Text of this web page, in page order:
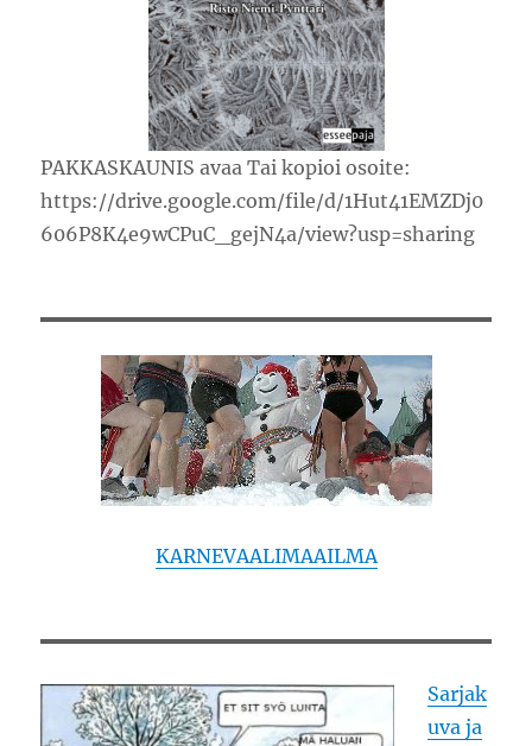
PAKKASKAUNIS avaa Tai kopioi osoite:
https://drive.google.com/file/d/1Hut41EMZDj0
606P8K4e9wCPuC_gejN4a/view?usp=sharing
KARNEVAALIMAAILMA
Sarjak
uva ja